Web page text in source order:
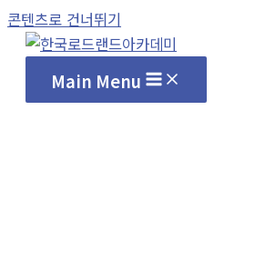
콘텐츠로 건너뛰기
Main Menu